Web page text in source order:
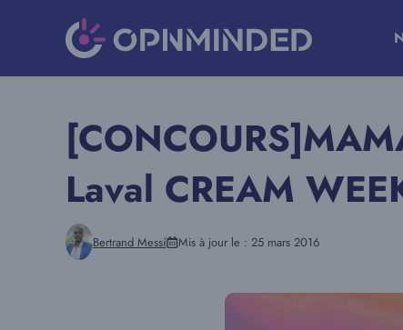
Laval CREAM
Bertrand Messi Mis à jour le : 25 mars 2016